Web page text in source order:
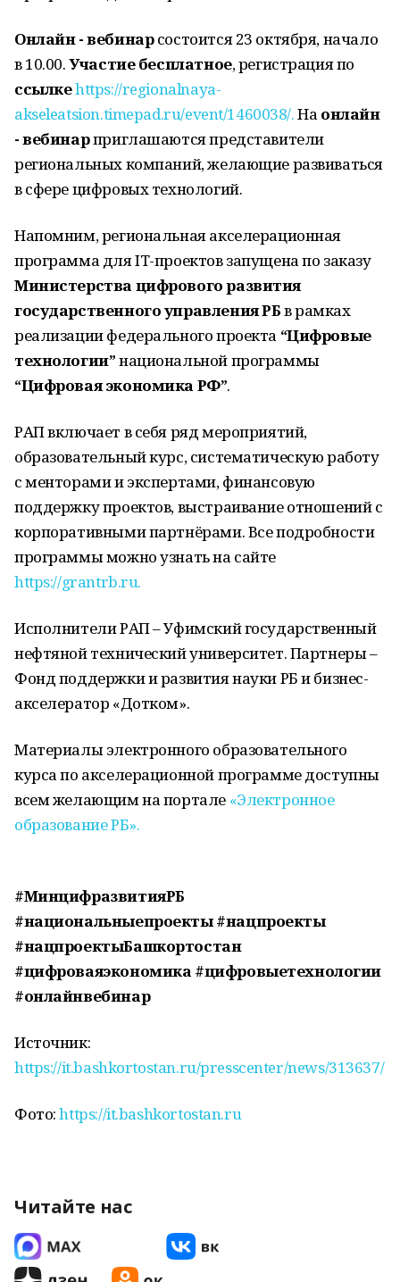
Онлайн - вебинарсостоится 23 октября, начало
в 10.00.Участие бесплатное, регистрация по
ссылкеhttps://regionalnaya-
akseleatsion.timepad.ru/event/1460038/.На онлайн
- вебинарприглашаются представители
региональных компаний, желающие развиваться
в сфере цифровых технологий.
Напомним, региональная акселерационная
программа для IT-проектов запущена по заказу
Министерства цифрового развития
государственного управления РБв рамках
реализации федерального проекта “Цифровые
технологии”национальной программы
“Цифровая экономика РФ”.
РАП включает в себя ряд мероприятий,
образовательный курс, систематическую работу
с менторами и экспертами, финансовую
поддержку проектов, выстраивание отношений с
корпоративными партнёрами. Все подробности
программы можно узнать на сайте
https://grantrb.ru.
Исполнители РАП – Уфимский государственный
нефтяной технический университет. Партнеры –
Фонд поддержки и развития науки РБ и бизнес-
акселератор «Дотком».
Материалы электронного образовательного
курса по акселерационной программе доступны
всем желающим на портале «Электронное
образование РБ».
#МинцифразвитияРБ
#национальныепроекты #нацпроекты
#нацпроектыБашкортостан
#цифроваяэкономика #цифровыетехнологии
#онлайнвебинар
Источник:
https://it.bashkortostan.ru/presscenter/news/313637/
Фото:https://it.bashkortostan.ru
Читайте нас